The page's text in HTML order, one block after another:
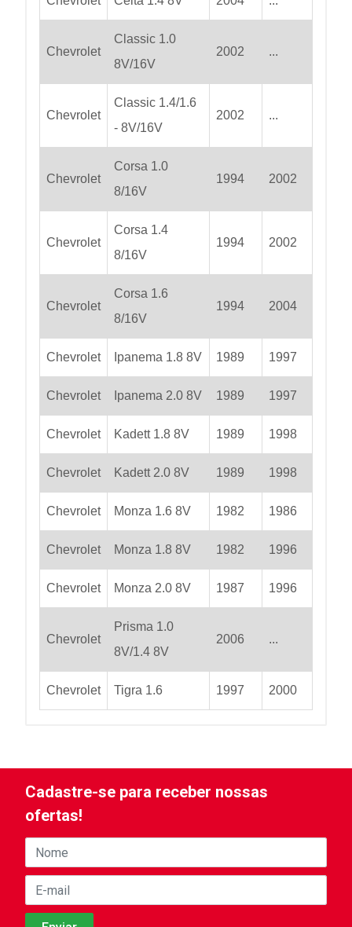
Chevrolet
Classic 1.0
8V/16V
2002 ...
Chevrolet
Classic 1.4/1.6
- 8V/16V
2002 ...
Chevrolet
Corsa 1.0
8/16V
1994 2002
Chevrolet
Corsa 1.4
8/16V
1994 2002
Chevrolet
Corsa 1.6
8/16V
1994 2004
Chevrolet Ipanema 1.8 8V 1989 1997
Chevrolet Ipanema 2.0 8V 1989 1997
Chevrolet Kadett 1.8 8V 1989 1998
Chevrolet Kadett 2.0 8V 1989 1998
Chevrolet Monza 1.6 8V 1982 1986
Chevrolet Monza 1.8 8V 1982 1996
Chevrolet Monza 2.0 8V 1987 1996
Chevrolet
Prisma 1.0
8V/1.4 8V
2006 ...
Chevrolet Tigra 1.6 1997 2000
Cadastre-se para receber nossas
ofertas!